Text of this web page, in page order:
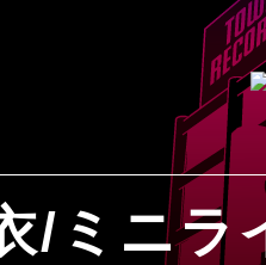
/ミニラ